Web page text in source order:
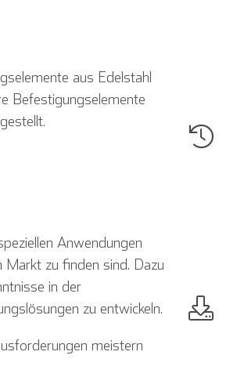
aus Edelstahl
Befestigungselemente
Anwendungen
zu finden sind. Dazu
in der
zu entwickeln.
meistern